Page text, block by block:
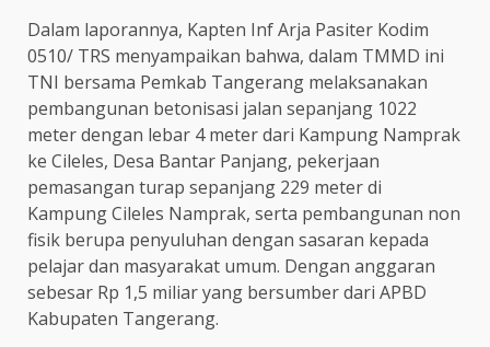
Dalam laporannya, Kapten Inf Arja Pasiter Kodim
0510/ TRS menyampaikan bahwa, dalam TMMD ini
TNI bersama Pemkab Tangerang melaksanakan
pembangunan betonisasi jalan sepanjang 1022
meter dengan lebar 4 meter dari Kampung Namprak
ke Cileles, Desa Bantar Panjang, pekerjaan
pemasangan turap sepanjang 229 meter di
Kampung Cileles Namprak, serta pembangunan non
fisik berupa penyuluhan dengan sasaran kepada
pelajar dan masyarakat umum. Dengan anggaran
sebesar Rp 1,5 miliar yang bersumber dari APBD
Kabupaten Tangerang.